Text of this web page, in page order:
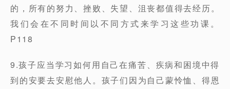
的，所有的努力、挫败、失望、沮丧都值得去经历。
我们会在不同时间以不同方式来学习这些功课。
P118
9.孩子应当学习如何用自己在痛苦、疾病和困境中得
到的安要去安慰他人。孩子们因为自己蒙怜恤、得恩